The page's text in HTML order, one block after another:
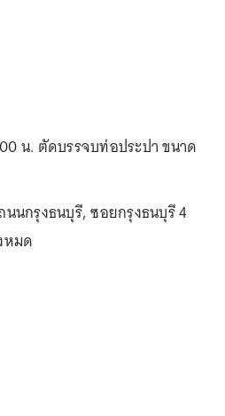
น. ตัดบรรจบท่อประปา ขนาด
นกรุงธนบุรี, ซอยกรุงธนบุรี 4
หมด